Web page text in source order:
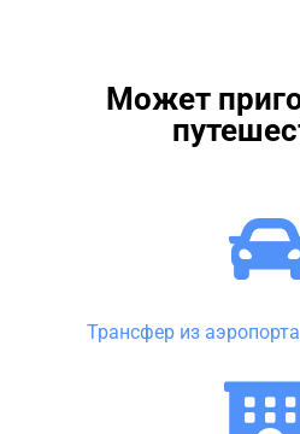
Может
Трансфер из